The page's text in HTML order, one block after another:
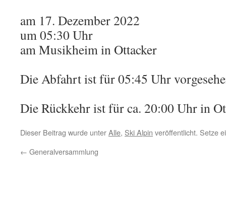
am 17. Dezember 2022
um 05:30 Uhr
am Musikheim in Ottacker
Die Abfahrt ist für 05:45 Uhr
Die Rückkehr ist für ca. 20:00 Uhr in
Dieser Beitrag wurde unterAlle, Ski Alpin veröffentlicht. Setze
← Generalversammlung